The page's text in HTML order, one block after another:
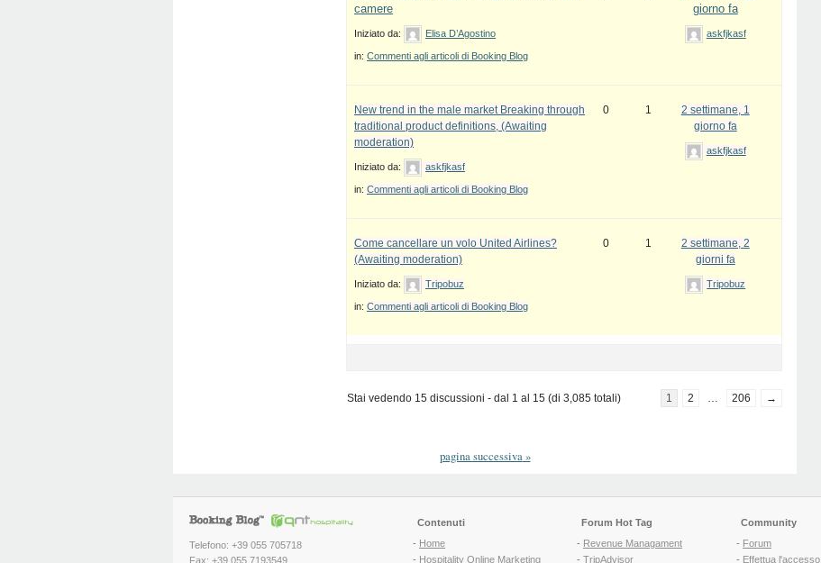
camere
Iniziato da: Elisa D’Agostino
in: Commenti agli articoli di Booking Blog
giorno fa
askfjkasf
New trend in the male market Breaking through
traditional product definitions, (Awaiting
moderation)
Iniziato da: askfjkasf
in: Commenti agli articoli di Booking Blog
0 1
2 settimane, 1
giorno fa
askfjkasf
Come cancellare un volo United Airlines?
(Awaiting moderation)
Iniziato da: Tripobuz
in: Commenti agli articoli di Booking Blog
0 1
2 settimane, 2
giorni fa
Tripobuz
Stai vedendo 15 discussioni - dal 1 al 15 (di 3,085 totali) 1 2 … 206 →
pagina successiva»
Telefono: +39 055 705718
Fax: +39 055 7193549
Contenuti
- Home
- Hospitality Online Marketing
Forum Hot Tag
- Revenue Managament
- TripAdvisor
Community
- Forum
- Effettua l'accesso